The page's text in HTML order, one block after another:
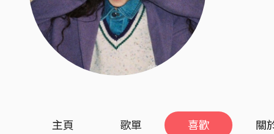
主頁 歌單 喜歡 關